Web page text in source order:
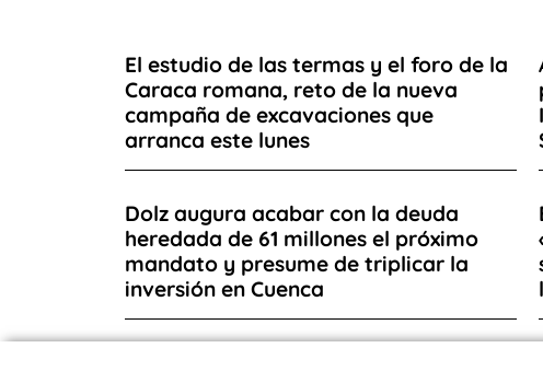
El estudio de las termas y el foro de la
Caraca romana, reto de la nueva
campaña de excavaciones que
arranca este lunes
Dolz augura acabar con la deuda
heredada de 61 millones el próximo
mandato y presume de triplicar la
inversión en Cuenca